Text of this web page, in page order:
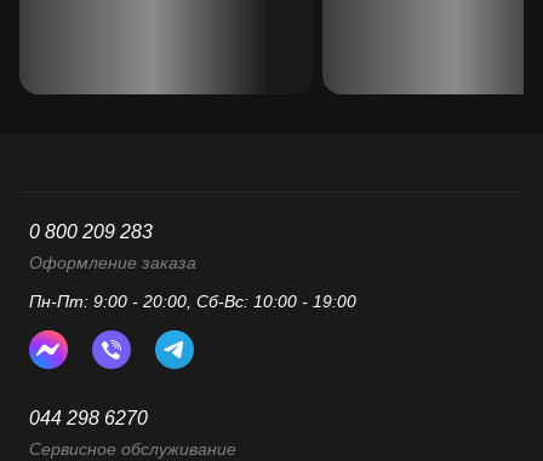
0 800 209 283
Оформление заказа
Пн-Пт: 9:00 - 20:00, Сб-Вс: 10:00 - 19:00
044 298 6270
Сервисное обслуживание